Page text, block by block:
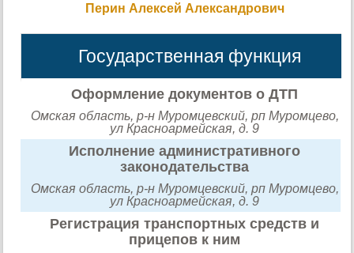
Перин Алексей Александрович
Государственная функция
Оформление документов о ДТП
Омская область, р-н Муромцевский, рп Муромцево,
ул Красноармейская, д. 9
Исполнение административного
законодательства
Омская область, р-н Муромцевский, рп Муромцево,
ул Красноармейская, д. 9
Регистрация транспортных средств и
прицепов к ним